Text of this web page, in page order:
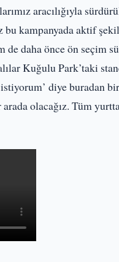
aracılığıyla
kampanyada aktif
de daha önce ön
Kuğulu Park’taki
diye buradan
olacağız. Tüm